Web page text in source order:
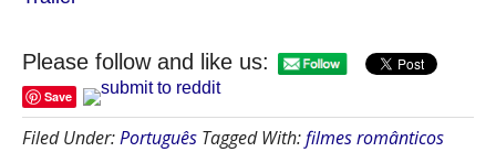
Please follow and like us:
Save
Filed Under:Português Tagged With:filmes românticos